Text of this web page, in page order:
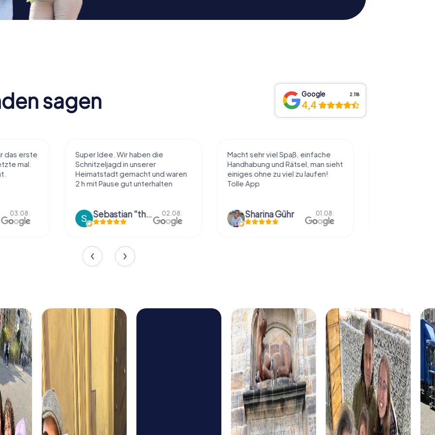
sagen Google 2.118
4,4
Super Idee. Wir haben die
Schnitzeljagd in unserer
Heimatstadt gemacht und waren
2 h mit Pause gut unterhalten
Sebastian “the sleeping Boxer Dog” Röhner 02.08.
Macht sehr viel Spaß, einfache
Handhabung und Rätsel, man sieht
einiges ohne zu viel zu laufen!
Tolle App
Sharina Gühr 01.08.
Sehr schöne Idee die Stadt auf
diese Art kennenzulernen. Alles
nach eigenem Tempo und